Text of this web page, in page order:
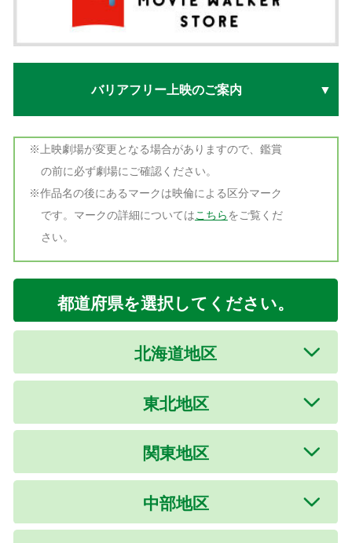
バリアフリー上映のご案内
本作品の音声ガイド・日本語字幕は、『HELLO! MOVIE』方式を採用しています。
【音声ガイド付き上映】：2025年2月21日(金)
等の携帯端末をお持ちの方はどなたでも、全ての上映劇場、上映回にて、音
声ガイド付きで映画をお楽しみいただけます。
●日本語字幕は、字幕表示用のメガネ機器に『HELLO! MOVIE』アプリをダ
ウンロードし、専用マイクをつけてお持ちいただければ、全ての上映劇場、
上映回にて、日本語字幕付きで映画をお楽しみいただけます。
●専用メガネ機器については、一部の劇場で貸出しを実施しております。貸
」HPよりご確認ください。お貸出しには事前の
●アプリをダウンロード後は、事前に動作確認をお願いします。『HELLO!
MOVIE』アプリのTOP画面にて「動作確認」ができます。
※TOP画面に「動作確認」がない場合はアプリのアップデートをお願いいた
します。
●『HELLO! MOVIE』の詳しい説明、及び動作確認は
別途一部劇場にて実施予定です。
※上映劇場が変更となる場合がありますので、鑑賞
の前に必ず劇場にご確認ください。
※作品名の後にあるマークは映倫による区分マーク
です。マークの詳細についてはこちらをご覧くだ
さい。
都道府県を選択してください。
北海道地区
東北地区
関東地区
中部地区